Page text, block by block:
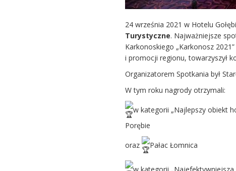
24 września 2021 w Hotelu
Turystyczne. Najważniejsze
Karkonoskiego „Karkonosz
i promocji regionu, towarzyszył
Organizatorem Spotkania był
W tym roku nagrody otrzymali:
w kategorii „Najlepszy obiekt
Porębie
oraz Pałac Łomnica
w kategorii